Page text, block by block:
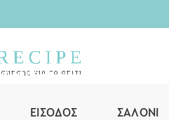
ΕΊΣΟΔΟΣ ΣΑΛΌΝΙ